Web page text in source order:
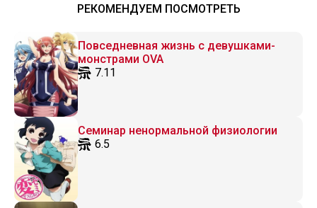
РЕКОМЕНДУЕМ ПОСМОТРЕТЬ
Повседневная жизнь с девушками-
монстрами OVA
7.11
Семинар ненормальной физиологии
6.5